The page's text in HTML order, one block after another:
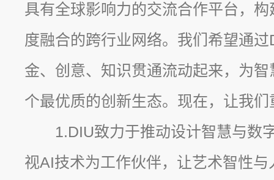
具有全球影响力的交流合作平台，
度融合的跨行业网络。我们希望通
金、创意、知识贯通流动起来，为
个最优质的创新生态。现在，让我
1.DIU致力于推动设计智慧与数
视AI技术为工作伙伴，让艺术智性